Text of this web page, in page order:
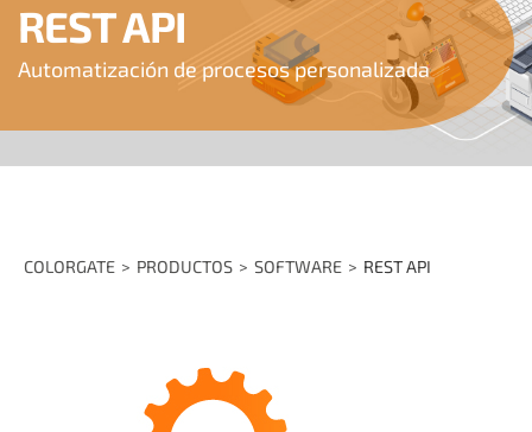
REST API
Automatización de procesos personalizada
COLORGATE PRODUCTOS SOFTWARE REST API